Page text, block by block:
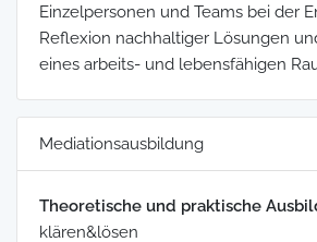
Einzelpersonen und Teams bei der
Reflexion nachhaltiger Lösungen
eines arbeits- und lebensfähigen
Mediationsausbildung
Theoretische und praktische
klären&lösen